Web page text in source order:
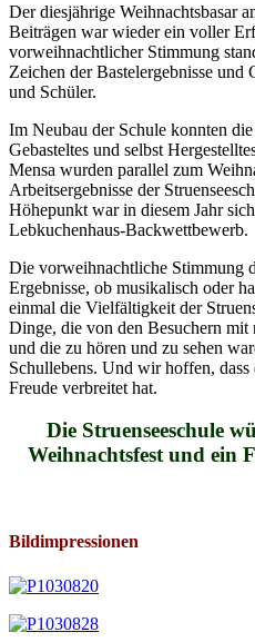
Der diesjährige Weihnachtsbasar
Beiträgen war wieder ein voller
vorweihnachtlicher Stimmung
Zeichen der Bastelergebnisse und
und Schüler.
Im Neubau der Schule konnten
Gebasteltes und selbst
Mensa wurden parallel zum
Arbeitsergebnisse der
Höhepunkt war in diesem Jahr
Lebkuchenhaus-Backwettbewerb.
Die vorweihnachtliche Stimmung
Ergebnisse, ob musikalisch oder
einmal die Vielfältigkeit der
Dinge, die von den Besuchern mit
und die zu hören und zu sehen
Schullebens. Und wir hoffen,
Freude verbreitet hat.
Die Struenseeschule
Weihnachtsfest und ein
Bildimpressionen